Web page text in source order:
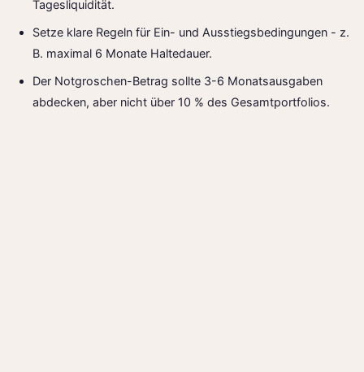
Tagesliquidität.
Setze klare Regeln für Ein- und Ausstiegs­bedingungen - z.
B. maximal 6 Monate Haltedauer.
Der Notgroschen-Betrag sollte 3-6 Monatsausgaben
abdecken, aber nicht über 10 % des Gesamtportfolios.